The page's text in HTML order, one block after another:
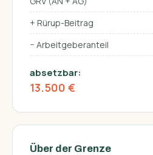
+ Rürup-Beitrag
− Arbeitgeber­anteil
absetzbar:
13.500 €
Über der Grenze